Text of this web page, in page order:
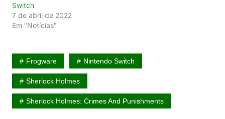
Switch
7 de abril de 2022
Em "Notícias"
Frogware Nintendo Switch
Sherlock Holmes
Sherlock Holmes: Crimes And Punishments